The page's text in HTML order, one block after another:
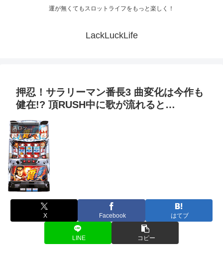
運が無くてもスロットライフをもっと楽しく！
LackLuckLife
押忍！サラリーマン番長3 曲変化は今作も
健在!? 頂RUSH中に歌が流れると…
スロット解析
X Facebook はてブ
LINE コピー